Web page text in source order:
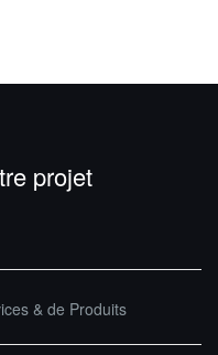
projet
& de Produits